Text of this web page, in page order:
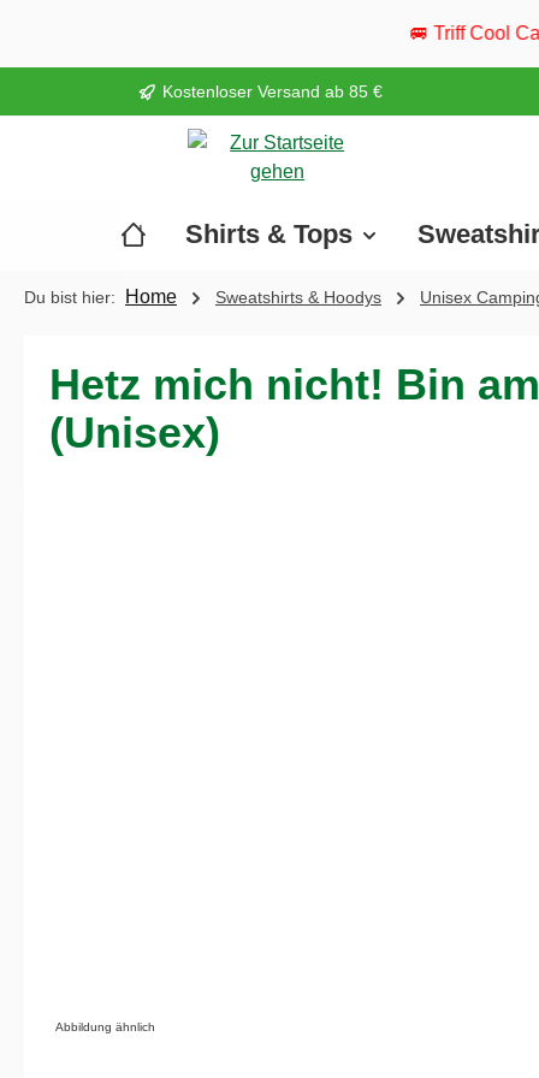
🚐 Triff Cool Camper live: Vom
Kostenloser Versand ab 85 €
Shirts & Tops
Du bist hier: Home Sweatshirts & Hoodys Unisex
Hetz mich nicht! Bin
(Unisex)
Abbildung ähnlich